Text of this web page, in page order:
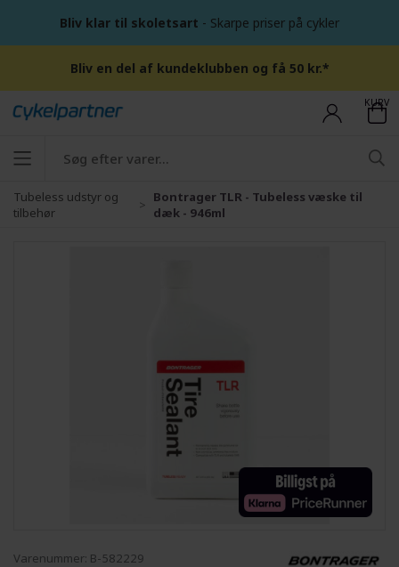
Bliv klar til skoletsart - Skarpe priser på cykler
Bliv en del af kundeklubben og få 50 kr.*
KURV
Tubeless udstyr og
tilbehør
Bontrager TLR - Tubeless væske til
dæk - 946ml
Varenummer: B-582229